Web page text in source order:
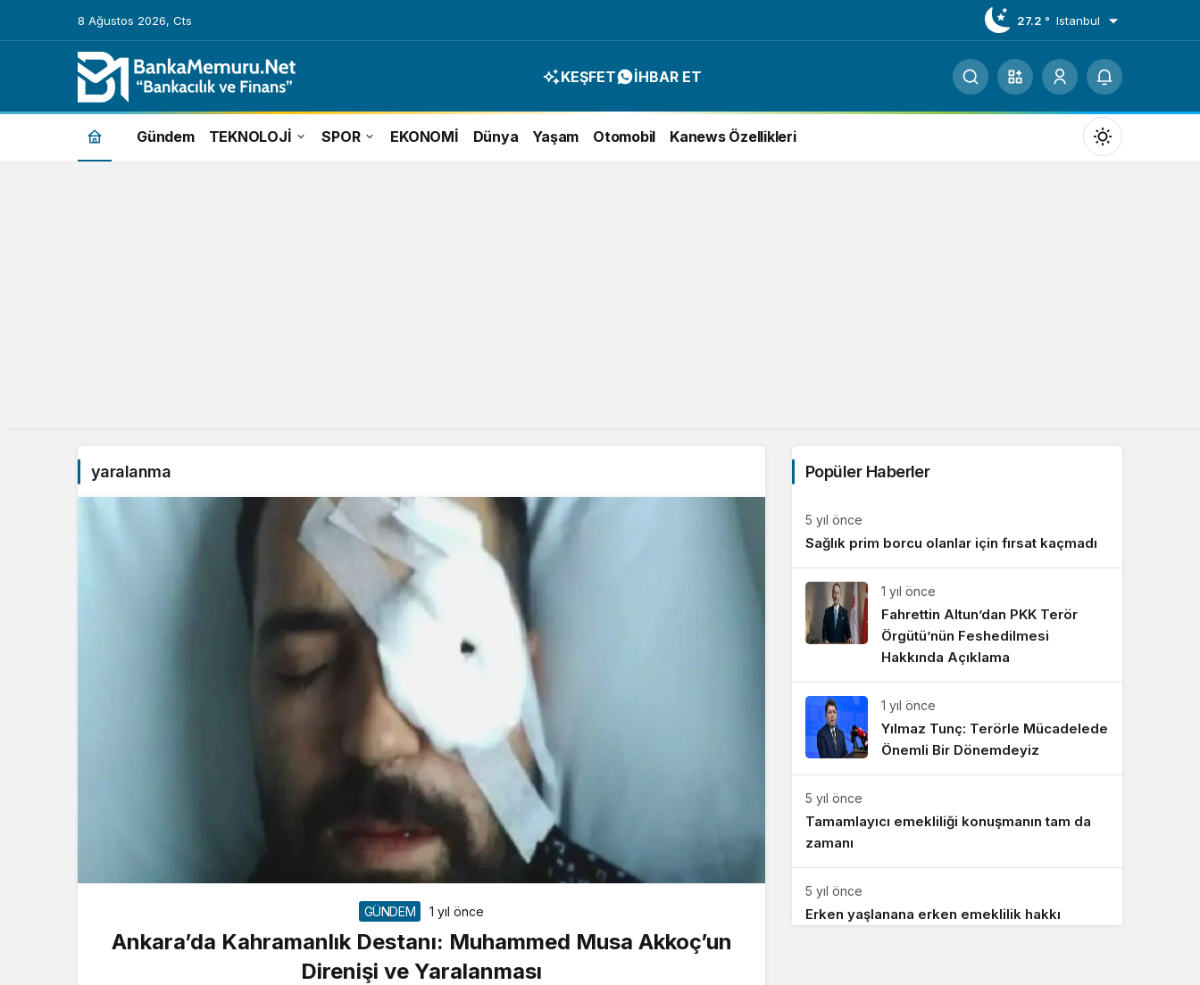
8 Ağustos 2026, Cts 27.2 ° Istanbul
yaralanma
Haberleri
KEŞFET İHBAR ET
Gündem TEKNOLOJİ SPOR EKONOMİ Dünya Yaşam Otomobil Kanews Özellikleri
Mod
değiştir
yaralanma
GÜNDEM 1 yıl önce
Ankara’da Kahramanlık Destanı: Muhammed Musa Akkoç’un
Direnişi ve Yaralanması
Popüler Haberler
5 yıl önce
Sağlık prim borcu olanlar için fırsat kaçmadı
1 yıl önce
Fahrettin Altun’dan PKK Terör
Örgütü’nün Feshedilmesi
Hakkında Açıklama
1 yıl önce
Yılmaz Tunç: Terörle Mücadelede
Önemli Bir Dönemdeyiz
5 yıl önce
Tamamlayıcı emekliliği konuşmanın tam da
zamanı
5 yıl önce
Erken yaşlanana erken emeklilik hakkı